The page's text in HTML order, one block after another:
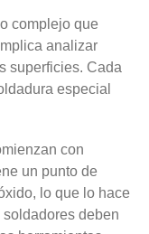
complejo que
analizar
superficies. Cada
especial
con
un punto de
lo que lo hace
deben